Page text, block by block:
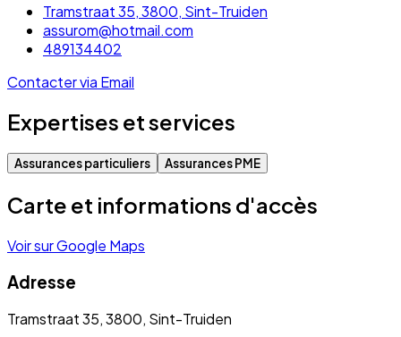
Tramstraat 35, 3800, Sint-Truiden
assurom@hotmail.com
489134402
Contacter via Email
Expertises et services
Assurances particuliers Assurances PME
Carte et informations d'accès
Voir sur Google Maps
Adresse
Tramstraat 35, 3800, Sint-Truiden